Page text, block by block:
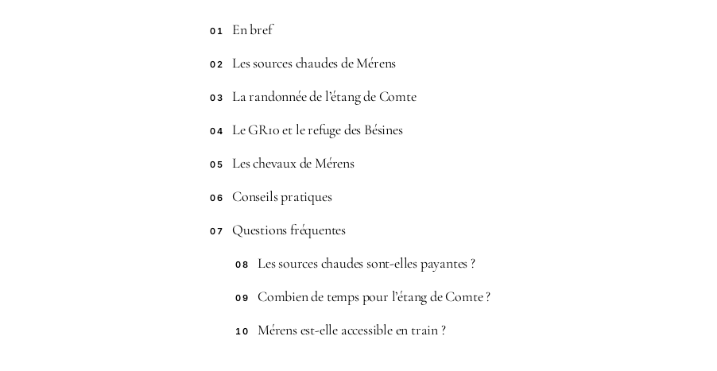
01 En bref
02 Les sources chaudes de Mérens
03 La randonnée de l’étang de Comte
04 Le GR10 et le refuge des Bésines
05 Les chevaux de Mérens
06 Conseils pratiques
07 Questions fréquentes
08 Les sources chaudes sont-elles payantes ?
09 Combien de temps pour l’étang de Comte ?
10 Mérens est-elle accessible en train ?